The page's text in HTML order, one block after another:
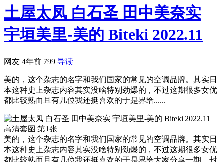
土屋太凤 白石圣 田中美奈实
宇垣美里-美的 Biteki 2022.11
网友 4年前 799 导读
美的，这个杂志的名字和我们国家的常见的空调品牌。其实日
本这种史上杂志内容其实没啥特别劲爆的，不过这期很多女优
都比较熟而且有几位我还挺喜欢的于是界给......
美的，这个杂志的名字和我们国家的常见的空调品牌。其实日
本这种史上杂志内容其实没啥特别劲爆的，不过这期很多女优
都比较熟而且有几位我还挺喜欢的于是界给大家分享一期。封